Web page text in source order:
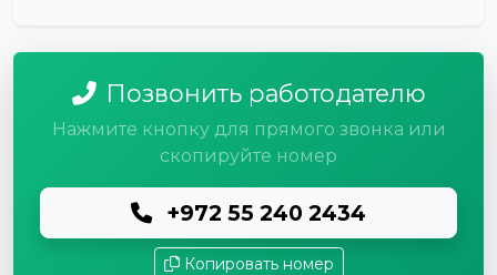
Позвонить работодателю
Нажмите кнопку для прямого звонка или
скопируйте номер
+972 55 240 2434
Копировать номер